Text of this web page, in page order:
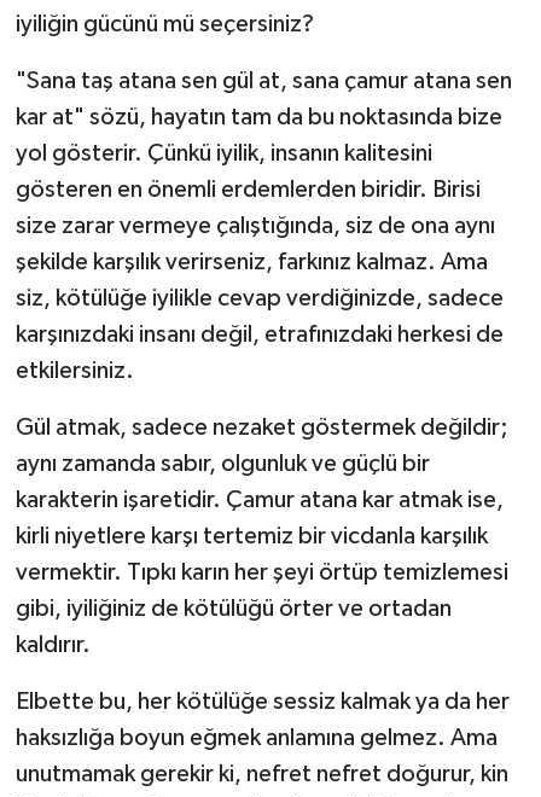
iyiliğin gücünü mü seçersiniz?
"Sana taş atana sen gül at, sana çamur atana sen
kar at" sözü, hayatın tam da bu noktasında bize
yol gösterir. Çünkü iyilik, insanın kalitesini
gösteren en önemli erdemlerden biridir. Birisi
size zarar vermeye çalıştığında, siz de ona aynı
şekilde karşılık verirseniz, farkınız kalmaz. Ama
siz, kötülüğe iyilikle cevap verdiğinizde, sadece
karşınızdaki insanı değil, etrafınızdaki herkesi de
etkilersiniz.
Gül atmak, sadece nezaket göstermek değildir;
aynı zamanda sabır, olgunluk ve güçlü bir
karakterin işaretidir. Çamur atana kar atmak ise,
kirli niyetlere karşı tertemiz bir vicdanla karşılık
vermektir. Tıpkı karın her şeyi örtüp temizlemesi
gibi, iyiliğiniz de kötülüğü örter ve ortadan
kaldırır.
Elbette bu, her kötülüğe sessiz kalmak ya da her
haksızlığa boyun eğmek anlamına gelmez. Ama
unutmamak gerekir ki, nefret nefret doğurur, kin